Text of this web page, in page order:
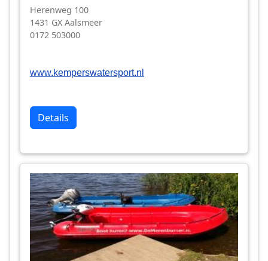
Herenweg 100
1431 GX Aalsmeer
0172 503000
www.kemperswatersport.nl
Details